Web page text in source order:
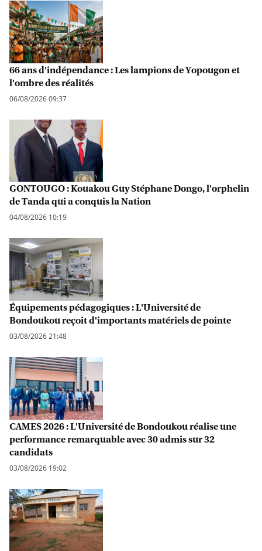
66 ans d'indépendance : Les lampions de Yopougon et
l'ombre des réalités
06/08/2026 09:37
GONTOUGO : Kouakou Guy Stéphane Dongo, l'orphelin
de Tanda qui a conquis la Nation
04/08/2026 10:19
Équipements pédagogiques : L'Université de
Bondoukou reçoit d'importants matériels de pointe
03/08/2026 21:48
CAMES 2026 : L'Université de Bondoukou réalise une
performance remarquable avec 30 admis sur 32
candidats
03/08/2026 19:02